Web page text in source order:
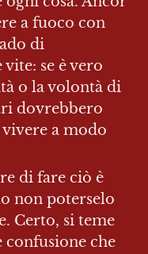
a fuoco con
di
se è vero
o la volontà di
dovrebbero
a modo
di fare ciò è
non poterselo
Certo, si teme
che